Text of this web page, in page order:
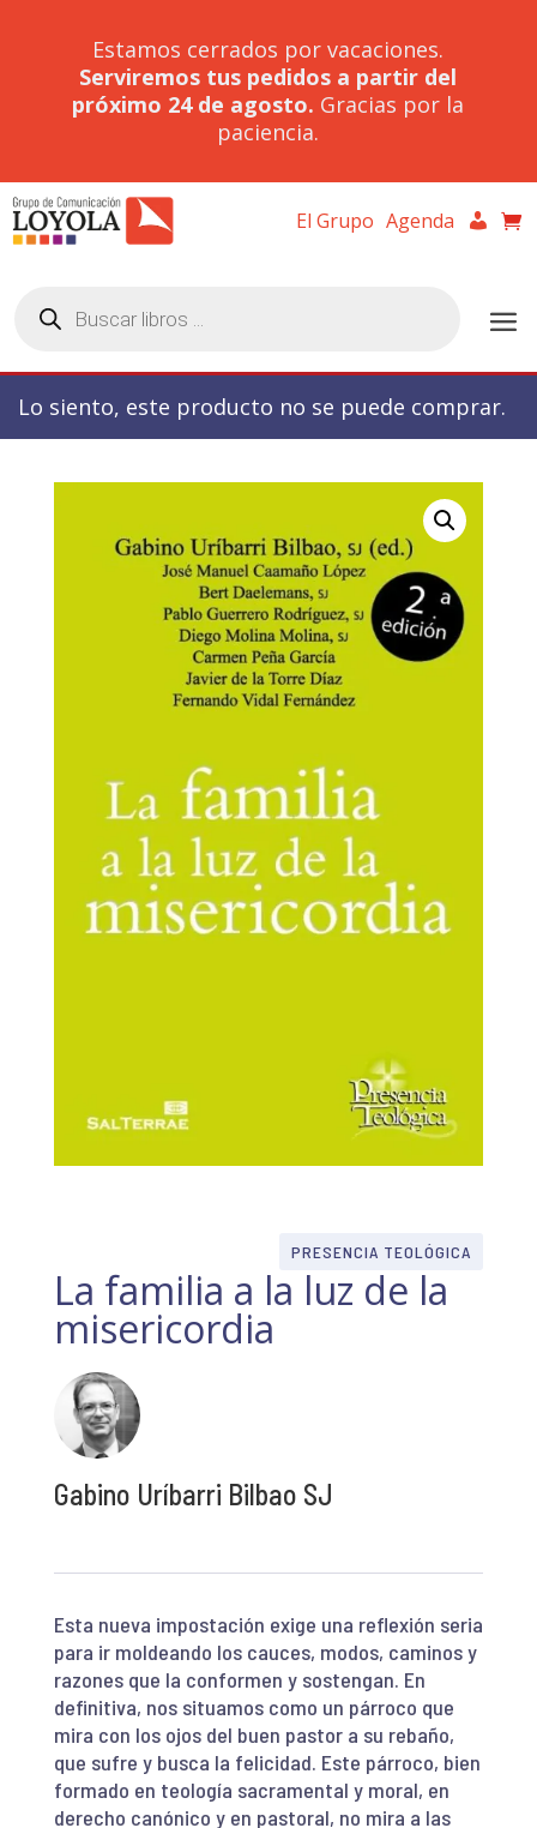
Estamos cerrados por vacaciones.
Serviremos tus pedidos a partir del
próximo 24 de agosto. Gracias por la
paciencia.
El Grupo Agenda
productos
Lo siento, este producto no se puede comprar.
PRESENCIA TEOLÓGICA
La familia a la luz de la
misericordia
Gabino Uríbarri Bilbao SJ
Esta nueva impostación exige una reflexión seria
para ir moldeando los cauces, modos, caminos y
razones que la conformen y sostengan. En
definitiva, nos situamos como un párroco que
mira con los ojos del buen pastor a su rebaño,
que sufre y busca la felicidad. Este párroco, bien
formado en teología sacramental y moral, en
derecho canónico y en pastoral, no mira a las